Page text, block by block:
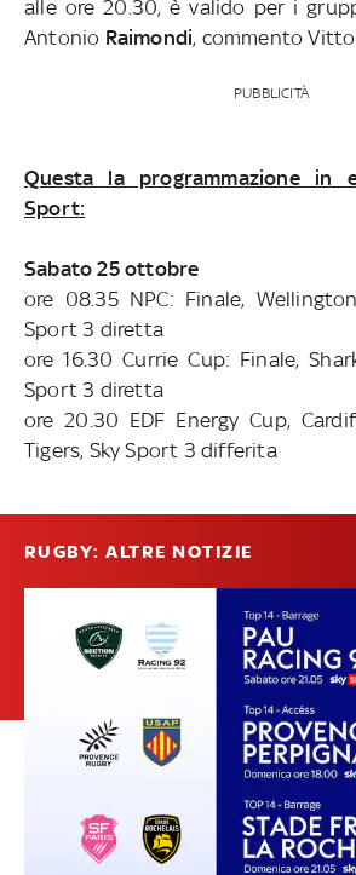
alle ore 20.30, è valido per i
Antonio Raimondi, commento
PUBBLICITÀ
Questa la programmazione in
Sport:
Sabato 25 ottobre
ore 08.35 NPC: Finale,
Sport 3 diretta
ore 16.30 Currie Cup: Finale,
Sport 3 diretta
ore 20.30 EDF Energy Cup,
Tigers, Sky Sport 3 differita
RUGBY: ALTRE NOTIZIE